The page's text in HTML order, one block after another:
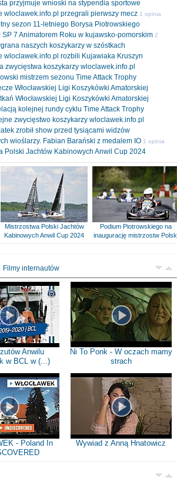
przyjmuje wnioski na stypendia sportowe
wloclawek.info.pl przegrali pierwszy mecz 1 opinia
sezon 11-letniego Borysa Piotrowskiego
SP 7 Animatorem Roku w kujawsko-pomorskim 2
naszych koszykarzy w szóstkach
wloclawek.info.pl rozbili Kujawiaka Kruszyn
zwycięstwa koszykarzy wloclawek.info.pl
mistrzem sezonu Time Attack Trophy
Włocławskiej Ligi Koszykówki Amatorskiej
Włocławskiej Ligi Koszykówki Amatorskiej
kolejnej rundy cyklu Time Attack Trophy
zwycięstwo koszykarzy wloclawek.info.pl
zrobił show przed tysiącami widzów
wioślarzy. Fabian Barański z medalem IO 1 opinia
Polski Jachtów Kabinowych Anwil Cup 2024
Mistrzostwa Polski Jachtów
Kabinowych Anwil Cup 2024
Podium Piotrowskiego na
inaugurację mistrzostw Polski
Filmy internautów
Anwilu
w BCL w (...)
Ni To Ponk - W oczach mamy
strach
- Poland In
Wywiad z Anną Hnatowicz